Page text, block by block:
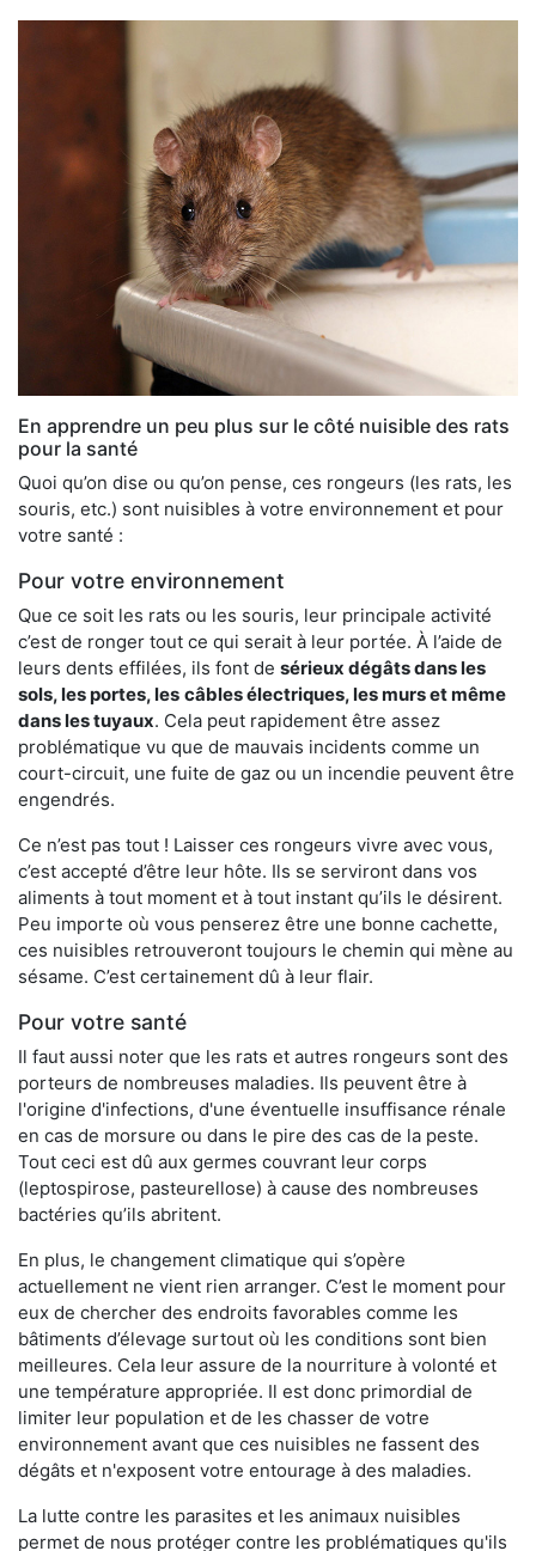
En apprendre un peu plus sur le côté nuisible des rats
pour la santé
Quoi qu’on dise ou qu’on pense, ces rongeurs (les rats, les
souris, etc.) sont nuisibles à votre environnement et pour
votre santé :
Pour votre environnement
Que ce soit les rats ou les souris, leur principale activité
c’est de ronger tout ce qui serait à leur portée. À l’aide de
leurs dents effilées, ils font de sérieux dégâts dans les
sols, les portes, les câbles électriques, les murs et même
dans les tuyaux. Cela peut rapidement être assez
problématique vu que de mauvais incidents comme un
court-circuit, une fuite de gaz ou un incendie peuvent être
engendrés.
Ce n’est pas tout ! Laisser ces rongeurs vivre avec vous,
c’est accepté d’être leur hôte. Ils se serviront dans vos
aliments à tout moment et à tout instant qu’ils le désirent.
Peu importe où vous penserez être une bonne cachette,
ces nuisibles retrouveront toujours le chemin qui mène au
sésame. C’est certainement dû à leur flair.
Pour votre santé
Il faut aussi noter que les rats et autres rongeurs sont des
porteurs de nombreuses maladies. Ils peuvent être à
l'origine d'infections, d'une éventuelle insuffisance rénale
en cas de morsure ou dans le pire des cas de la peste.
Tout ceci est dû aux germes couvrant leur corps
(leptospirose, pasteurellose) à cause des nombreuses
bactéries qu’ils abritent.
En plus, le changement climatique qui s’opère
actuellement ne vient rien arranger. C’est le moment pour
eux de chercher des endroits favorables comme les
bâtiments d’élevage surtout où les conditions sont bien
meilleures. Cela leur assure de la nourriture à volonté et
une température appropriée. Il est donc primordial de
limiter leur population et de les chasser de votre
environnement avant que ces nuisibles ne fassent des
dégâts et n'exposent votre entourage à des maladies.
La lutte contre les parasites et les animaux nuisibles
permet de nous protéger contre les problématiques qu'ils